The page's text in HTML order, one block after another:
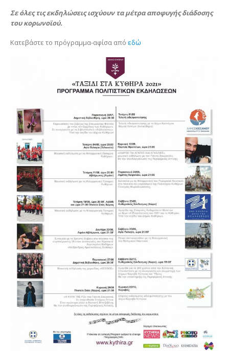
Σε όλες τις εκδηλώσεις ισχύουν τα μέτρα αποφυγής διάδοσης
του κορωνοϊού.
Κατεβάστε το πρόγραμμα-αφίσα από εδώ